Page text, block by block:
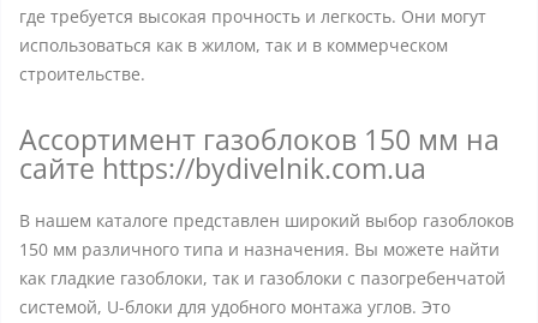
где требуется высокая прочность и легкость. Они могут
использоваться как в жилом, так и в коммерческом
строительстве.
Ассортимент газоблоков 150 мм на
сайте https://bydivelnik.com.ua
В нашем каталоге представлен широкий выбор газоблоков
150 мм различного типа и назначения. Вы можете найти
как гладкие газоблоки, так и газоблоки с пазогребенчатой
системой, U-блоки для удобного монтажа углов. Это